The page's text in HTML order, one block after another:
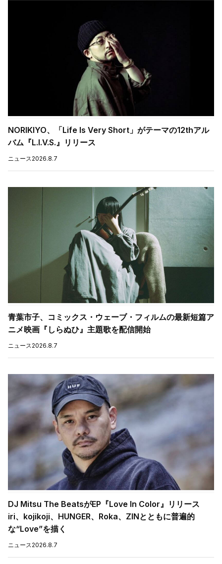
NORIKIYO、「Life Is Very Short」がテーマの12thアル
バム『L.I.V.S.』リリース
ニュース2026.8.7
青葉市子、コミックス・ウェーブ・フィルムの最新短篇ア
ニメ映画『しらぬひ』主題歌を配信開始
ニュース2026.8.7
DJ Mitsu The BeatsがEP『Love In Color』リリース
iri、kojikoji、HUNGER、Roka、ZINとともに普遍的
な“Love”を描く
ニュース2026.8.7